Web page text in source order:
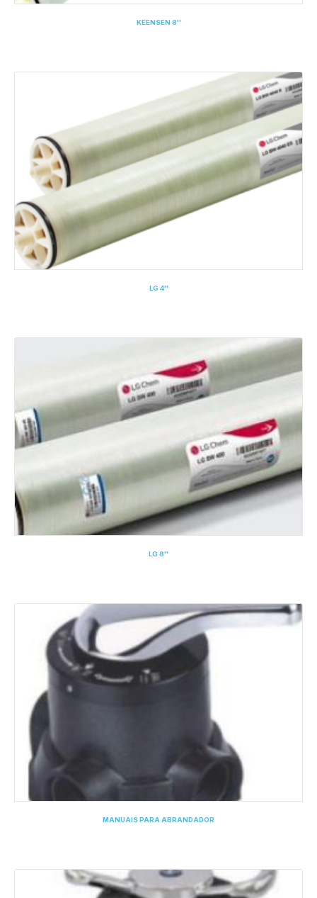
KEENSEN 8''
LG 4''
LG 8''
MANUAIS PARA ABRANDADOR